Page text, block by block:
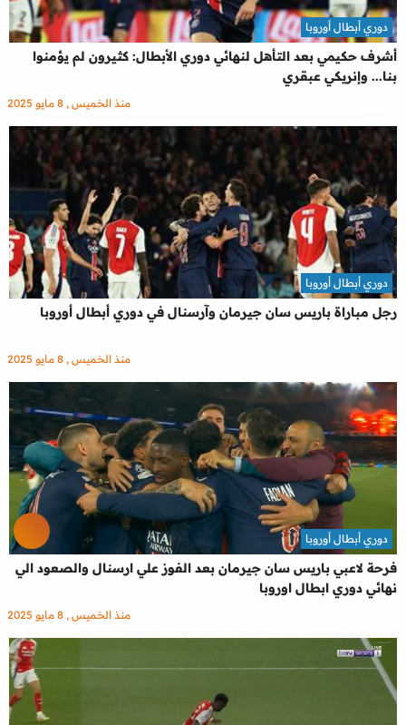
أشرف حكيمي بعد التأهل لنهائي دوري الأبطال: كثيرون لم يؤمنوا
بنا... وإنريكي عبقري
دوري أبطال أوروبا
منذ الخميس , 8 مايو 2025
رجل مباراة باريس سان جيرمان وآرسنال في دوري أبطال أوروبا
دوري أبطال أوروبا
منذ الخميس , 8 مايو 2025
فرحة لاعبي باريس سان جيرمان بعد الفوز علي ارسنال والصعود الي
نهائي دوري ابطال اوروبا
دوري أبطال أوروبا
منذ الخميس , 8 مايو 2025